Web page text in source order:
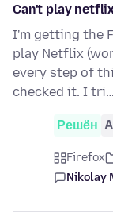
Can't play
I'm getting the
play Netflix
every step of
checked it. I tri…
Решён
Firefox
Nikolay